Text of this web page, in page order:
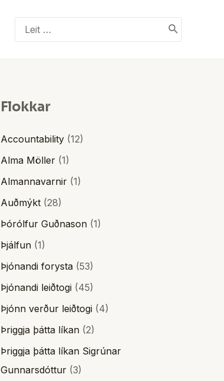
Search
for:
Flokkar
Accountability (12)
Alma Möller (1)
Almannavarnir (1)
Auðmýkt (28)
Þórólfur Guðnason (1)
Þjálfun (1)
Þjónandi forysta (53)
Þjónandi leiðtogi (45)
Þjónn verður leiðtogi (4)
Þriggja þátta líkan (2)
Þriggja þátta líkan Sigrúnar
Gunnarsdóttur (3)